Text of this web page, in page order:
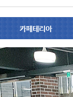
카페테리아